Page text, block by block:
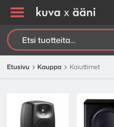
Etsi:
Etusivu Kauppa Kaiuttimet